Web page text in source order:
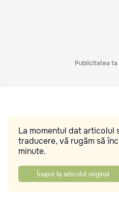
Publicitatea
La momentul dat articolul
traducere, vă rugăm să
minute.
Înapoi la articolul original